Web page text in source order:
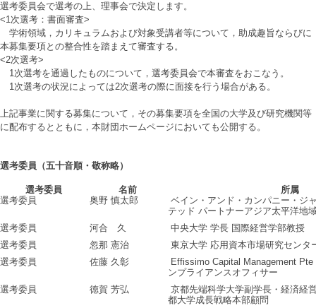
選考委員会で選考の上、理事会で決定します。
<1次選考：書面審査>
学術領域，カリキュラムおよび対象受講者等について，助成趣旨ならびに
本募集要項との整合性を踏まえて審査する。
<2次選考>
1次選考を通過したものについて，選考委員会で本審査をおこなう。
1次選考の状況によっては2次選考の際に面接を行う場合がある。
上記事業に関する募集について，その募集要項を全国の大学及び研究機関等
に配布するとともに，本財団ホームページにおいても公開する。
選考委員（五十音順・敬称略）
選考委員 名前
所属
選考委員
奥野 慎太郎
ベイン・アンド・カンパニー・ジ
テッド パートナーアジア太平洋地
選考委員
河合 久
中央大学 学長 国際経営学部教授
選考委員
忽那 憲治
東京大学 応用資本市場研究センタ
選考委員
佐藤 久彰
Effissimo Capital Management
ンプライアンスオフィサー
選考委員
徳賀 芳弘
京都先端科学大学副学長・経済経
都大学成長戦略本部顧問